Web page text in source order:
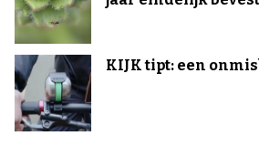
KIJK tipt: een